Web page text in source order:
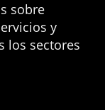
sobre
y
los sectores